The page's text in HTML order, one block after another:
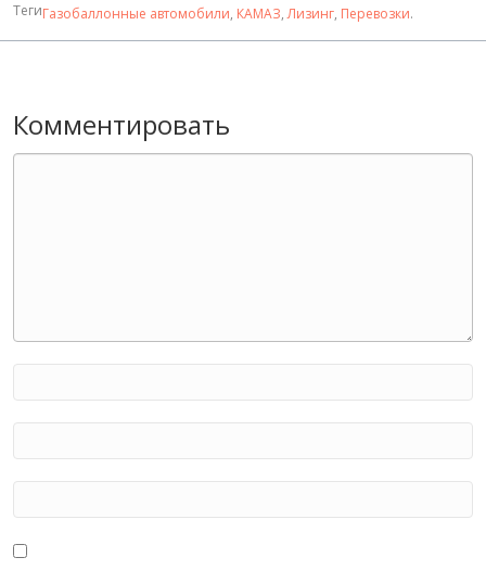
ТегиГазобаллонные автомобили, КАМАЗ,Лизинг, Перевозки.
Комментировать